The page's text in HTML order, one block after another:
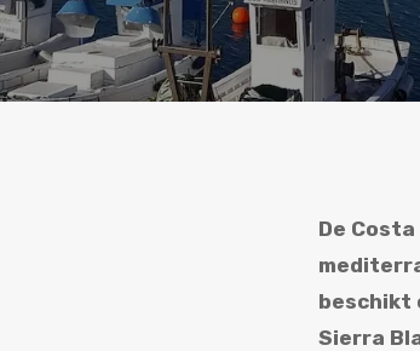
De
beschikt
Sierra